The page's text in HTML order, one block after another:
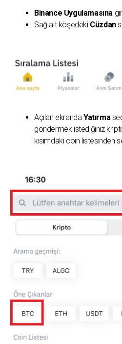
Binance Uygulamasına
Sağ alt köşedeki Cüzdan
Açılan ekrandaYatırma
göndermek istediğiniz
kısımdaki coin listesinden